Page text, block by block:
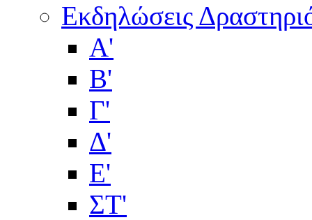
Εκδηλώσεις
Α'
Β'
Γ'
Δ'
Ε'
ΣΤ'